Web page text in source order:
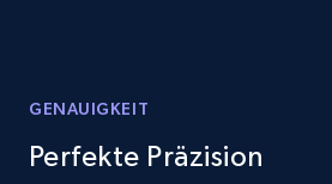
Home Depot US - Discover
URL, Domain, Country code,
GENAUIGKEIT
Perfekte Präzision